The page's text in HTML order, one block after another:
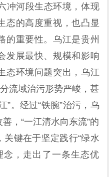
河段生态环境，体现
态的高度重视，也凸显
的重要性。乌江是贵州
发展最快、规模和影响
态环境问题突出，乌江
流域治污形势严峻，甚
”。经过“铁腕”治污，乌
，“一江清水向东流”的
键在于坚定践行“绿水
念，走出了一条生态优